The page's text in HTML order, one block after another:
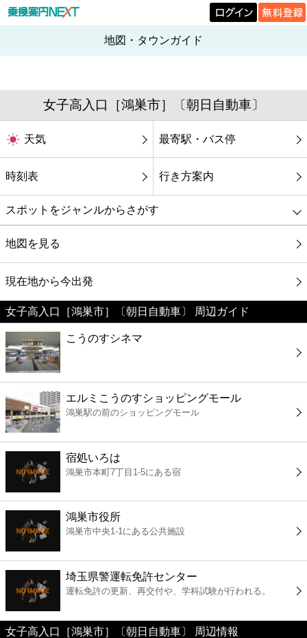
地図・タウンガイド
女子高入口［鴻巣市］〔朝日自動車〕
天気 最寄駅・バス停
時刻表 行き方案内
スポットをジャンルからさがす
グルメ
映画
美容
コンビニ
スーパー
エンタメ
書店
ファミレス
ファーストフード
地図を見る
現在地から今出発
女子高入口［鴻巣市］〔朝日自動車〕 周辺ガイド
こうのすシネマ
エルミこうのすショッピングモール
鴻巣駅の前のショッピングモール
宿処いろは
鴻巣市本町7丁目1-5にある宿
鴻巣市役所
鴻巣市中央1-1にある公共施設
埼玉県警運転免許センター
運転免許の更新、再交付や、学科試験が行われる。
女子高入口［鴻巣市］〔朝日自動車〕 周辺情報